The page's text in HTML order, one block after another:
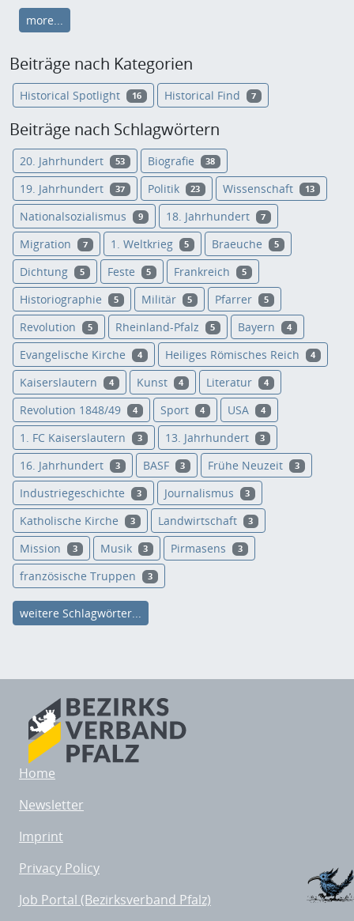
more...
Beiträge nach Kategorien
Historical Spotlight 16 Historical Find 7
Beiträge nach Schlagwörtern
20. Jahrhundert 53 Biografie 38
19. Jahrhundert 37 Politik 23 Wissenschaft 13
Nationalsozialismus 9 18. Jahrhundert 7
Migration 7 1. Weltkrieg 5 Braeuche 5
Dichtung 5 Feste 5 Frankreich 5
Historiographie 5 Militär 5 Pfarrer 5
Revolution 5 Rheinland-Pfalz 5 Bayern 4
Evangelische Kirche 4 Heiliges Römisches Reich 4
Kaiserslautern 4 Kunst 4 Literatur 4
Revolution 1848/49 4 Sport 4 USA 4
1. FC Kaiserslautern 3 13. Jahrhundert 3
16. Jahrhundert 3 BASF 3 Frühe Neuzeit 3
Industriegeschichte 3 Journalismus 3
Katholische Kirche 3 Landwirtschaft 3
Mission 3 Musik 3 Pirmasens 3
französische Truppen 3
weitere Schlagwörter...
Home
Newsletter
Imprint
Privacy Policy
Job Portal (Bezirksverband Pfalz)